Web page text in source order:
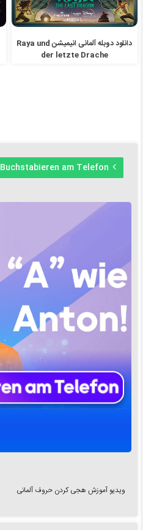
دانلود دوبله آلمانی انیمیشن Raya und
der letzte Drache
Buchstabieren am Telefon
ویدیو آموزش هجی کردن حروف آلمانی